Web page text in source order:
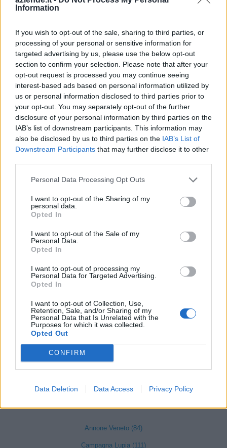
Information
If you wish to opt-out of the sale, sharing to third parties, or
processing of your personal or sensitive information for
targeted advertising by us, please use the below opt-out
section to confirm your selection. Please note that after your
opt-out request is processed you may continue seeing
interest-based ads based on personal information utilized by
us or personal information disclosed to third parties prior to
your opt-out. You may separately opt-out of the further
disclosure of your personal information by third parties on the
IAB’s list of downstream participants. This information may
also be disclosed by us to third parties on the IAB’s List of
Downstream Participants that may further disclose it to other
Personal Data Processing Opt Outs
I want to opt-out of the Sharing of my
personal data.
Opted In
I want to opt-out of the Sale of my
Personal Data.
Opted In
I want to opt-out of processing my
Personal Data for Targeted Advertising.
Opted In
I want to opt-out of Collection, Use,
Retention, Sale, and/or Sharing of my
Personal Data that Is Unrelated with the
Purposes for which it was collected.
Opted Out
CONFIRM
Data Deletion Data Access Privacy Policy
TRASPORTI
INTERNAZIONALI
10-25 milioni Fiesso d'Artico
SOCIETA'
UNIPERSONALE -
5-10 milioni Fiesso d'Artico
CALZATURIFICIO
DONNA CAROLINA
S.R.L.
1-2 milioni Fiesso d'Artico
S.R.L.
PAN. E PAST.
S.N.C.
MANUFACTURE
ACCESSOIRES
LOUIS VUITTON
100-500 milioni Fiesso d'Artico
Visualizza tutti i comuni della
provincia di Venezia
Annone Veneto (84)
Campagna Lupia (111)